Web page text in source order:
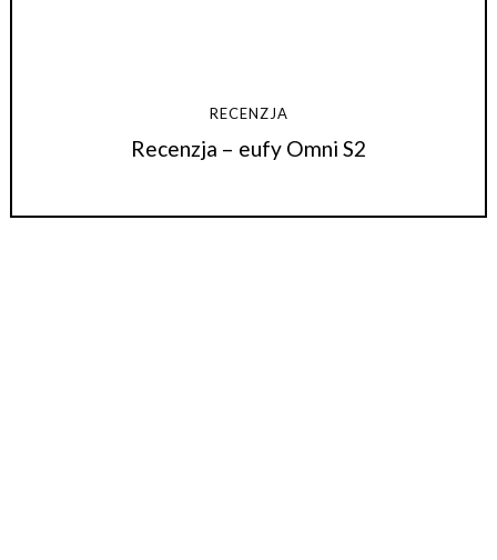
RECENZJA
Recenzja – eufy Omni S2